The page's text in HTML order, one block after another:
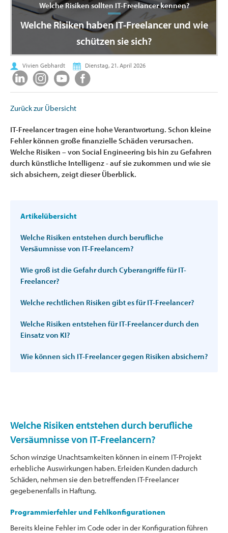
Welche Risiken sollten IT-Freelancer kennen?
Welche Risiken haben IT-Freelancer und wie
schützen sie sich?
Vivien Gebhardt Dienstag, 21. April 2026
Zurück zur Übersicht
IT-Freelancer tragen eine hohe Verantwortung. Schon kleine
Fehler können große finanzielle Schäden verursachen.
Welche Risiken – von Social Engineering bis hin zu Gefahren
durch künstliche Intelligenz - auf sie zukommen und wie sie
sich absichern, zeigt dieser Überblick.
Artikelübersicht
Welche Risiken entstehen durch berufliche
Versäumnisse von IT-Freelancern?
Wie groß ist die Gefahr durch Cyberangriffe für IT-
Freelancer?
Welche rechtlichen Risiken gibt es für IT-Freelancer?
Welche Risiken entstehen für IT-Freelancer durch den
Einsatz von KI?
Wie können sich IT-Freelancer gegen Risiken absichern?
Welche Risiken entstehen durch berufliche
Versäumnisse von IT-Freelancern?
Schon winzige Unachtsamkeiten können in einem IT-Projekt
erhebliche Auswirkungen haben. Erleiden Kunden dadurch
Schäden, nehmen sie den betreffenden IT-Freelancer
gegebenenfalls in Haftung.
Programmierfehler und Fehlkonfigurationen
Bereits kleine Fehler im Code oder in der Konfiguration führen